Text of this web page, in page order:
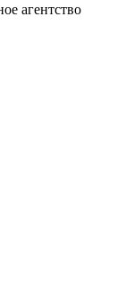
агентство